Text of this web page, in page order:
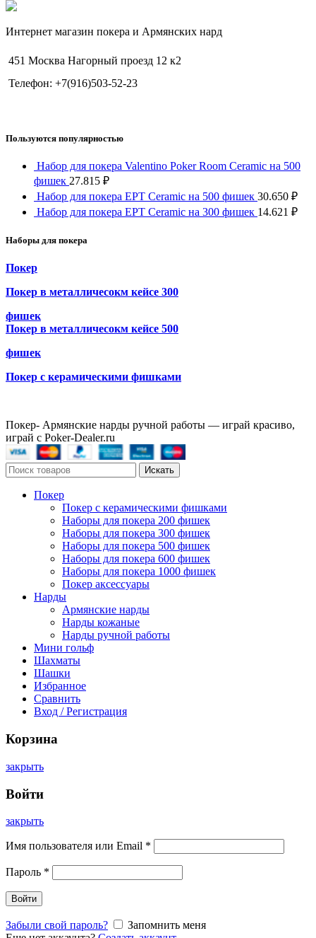
Интернет магазин покера и Армянских нард
451 Москва Нагорный проезд 12 к2
Телефон: +7(916)503-52-23
Пользуются популярностью
Набор для покера Valentino Poker Room Ceramic на 500
фишек 27.815 ₽
Набор для покера EPT Ceramic на 500 фишек 30.650 ₽
Набор для покера EPT Ceramic на 300 фишек 14.621 ₽
Наборы для покера
Покер
Покер в металличесокм кейсе 300
фишек
Покер в металличесокм кейсе 500
фишек
Покер с керамическими фишками
Покер- Армянские нарды ручной работы — играй красиво,
играй с Poker-Dealer.ru
Искать
Покер
Покер с керамическими фишками
Наборы для покера 200 фишек
Наборы для покера 300 фишек
Наборы для покера 500 фишек
Наборы для покера 600 фишек
Наборы для покера 1000 фишек
Покер аксессуары
Нарды
Армянские нарды
Нарды кожаные
Нарды ручной работы
Мини гольф
Шахматы
Шашки
Избранное
Сравнить
Вход / Регистрация
Корзина
закрыть
Войти
закрыть
Имя пользователя или Email *
Пароль *
Войти
Забыли свой пароль?
Запомнить меня